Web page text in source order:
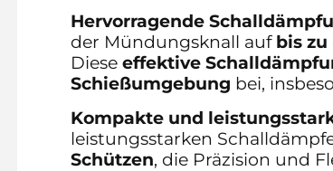
Hervorragende
der Mündungsknall auf bis zu
Diese effektive
Schießumgebung bei,
Kompakte und
leistungsstarken
Schützen, die Präzision und